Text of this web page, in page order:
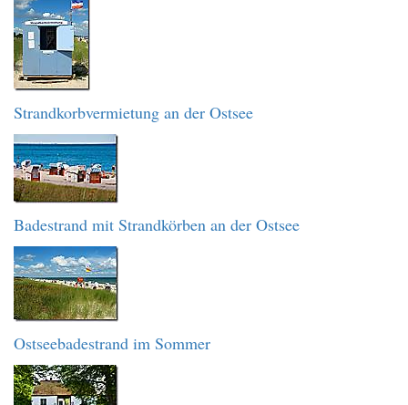
Strandkorbvermietung an der Ostsee
Badestrand mit Strandkörben an der Ostsee
Ostseebadestrand im Sommer